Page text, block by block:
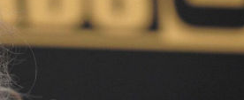
слабостями
тому назад